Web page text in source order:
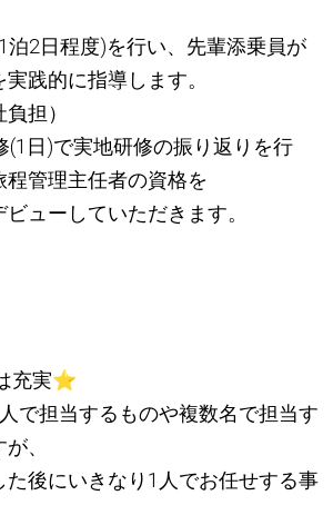
2日程度)を行い、先輩添乗員が
践的に指導します。
担）
日)で実地研修の振り返りを行
管理主任者の資格を
ューしていただきます。
充実⭐
で担当するものや複数名で担当す
、
た後にいきなり1人でお任せする事